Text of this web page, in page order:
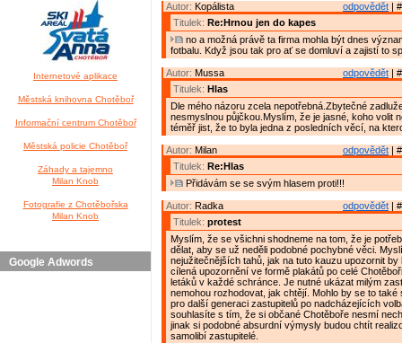
Internetové aplikace
Městská knihovna Chotěboř
Informační centrum Chotěboř
Městská policie Chotěboř
Záhady a tajemno
Milan Knob
Fotografie z Chotěbořska
Milan Knob
Google Adwords
odpovědět |
Autor: Kopálista
Titulek: Re:Hrnou jen do kapes
no a možná právě ta firma mohla být dnes
fotbalu. Když jsou tak pro ať se domluví a zajistí to
odpovědět |
Autor: Mussa
Titulek: Hlas
Dle mého názoru zcela nepotřebná.Zbytečné
nesmyslnou půjčkou.Myslím, že je jasné, koho volit
téměř jist, že to byla jedna z posledních věcí, na
odpovědět |
Autor: Milan
Titulek: Re:Hlas
Přidávám se se svým hlasem proti!!!
odpovědět |
Autor: Radka
Titulek: protest
Myslím, že se všichni shodneme na tom, že je
dělat, aby se už neděli podobné pochybné věci.
nejužitečnějších tahů, jak na tuto kauzu upozornit
cílená upozornění ve formě plakátů po celé
letáků v každé schránce. Je nutné ukázat milým
nemohou rozhodovat, jak chtějí. Mohlo by se to také
pro další generaci zastupitelů po nadcházejících
souhlasíte s tím, že si občané Chotěboře nesmí
jinak si podobné absurdní výmysly budou chtít
samolibí zastupitelé.